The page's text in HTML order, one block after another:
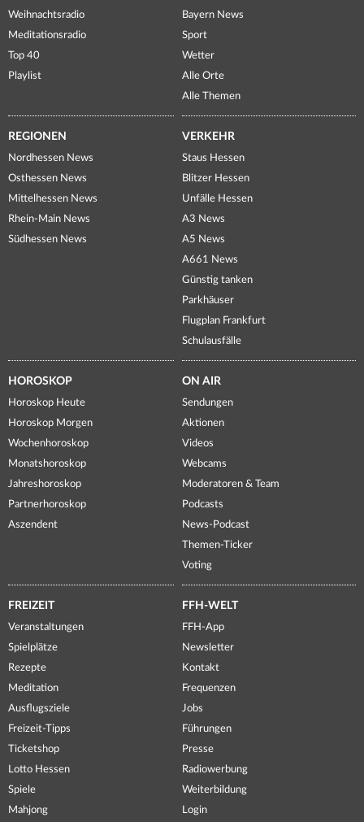
Weihnachtsradio
Meditationsradio
Top 40
Playlist
Bayern News
Sport
Wetter
Alle Orte
Alle Themen
REGIONEN
Nordhessen News
Osthessen News
Mittelhessen News
Rhein-Main News
Südhessen News
VERKEHR
Staus Hessen
Blitzer Hessen
Unfälle Hessen
A3 News
A5 News
A661 News
Günstig tanken
Parkhäuser
Flugplan Frankfurt
Schulausfälle
HOROSKOP
Horoskop Heute
Horoskop Morgen
Wochenhoroskop
Monatshoroskop
Jahreshoroskop
Partnerhoroskop
Aszendent
ON AIR
Sendungen
Aktionen
Videos
Webcams
Moderatoren & Team
Podcasts
News-Podcast
Themen-Ticker
Voting
FREIZEIT
Veranstaltungen
Spielplätze
Rezepte
Meditation
Ausflugsziele
Freizeit-Tipps
Ticketshop
Lotto Hessen
Spiele
Mahjong
FFH-WELT
FFH-App
Newsletter
Kontakt
Frequenzen
Jobs
Führungen
Presse
Radiowerbung
Weiterbildung
Login